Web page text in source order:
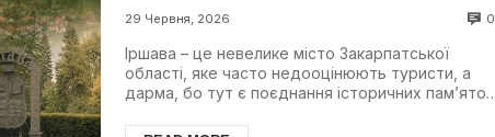
29 Червня, 2026 0
Іршава – це невелике місто Закарпатської
області, яке часто недооцінюють туристи, а
дарма, бо тут є поєднання історичних